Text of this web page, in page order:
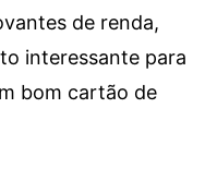
de renda,
interessante para
bom cartão de